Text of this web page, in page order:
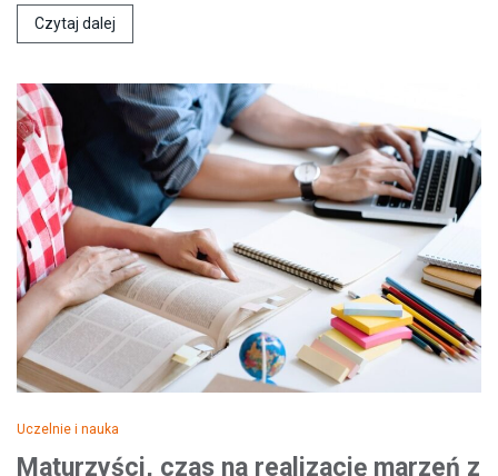
Czytaj dalej
Uczelnie i nauka
Maturzyści, czas na realizację marzeń z